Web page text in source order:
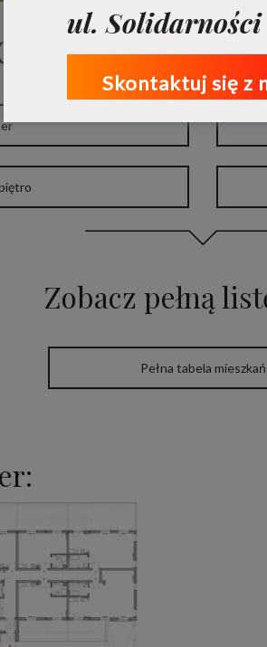
listę lokali
Zobacz pełną
Pełna tabela mieszkań
ul.
Skontaktuj się z